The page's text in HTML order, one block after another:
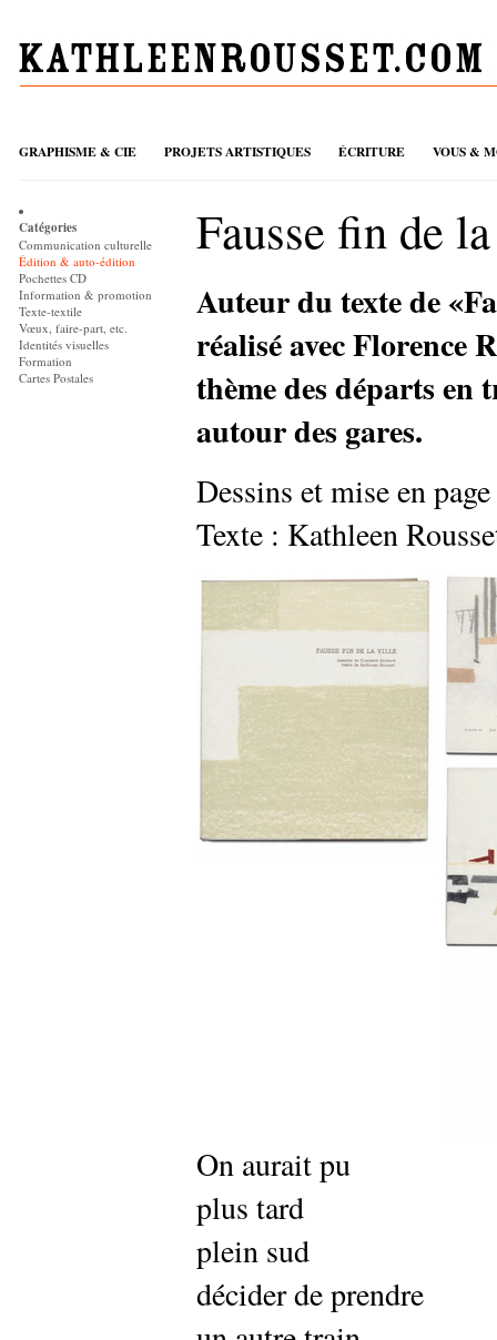
GRAPHISME & CIE PROJETS ARTISTIQUES ÉCRITURE VOUS &
Catégories
Communication culturelle
Édition & auto-édition
Pochettes CD
Information & promotion
Texte-textile
Vœux, faire-part, etc.
Identités visuelles
Formation
Cartes Postales
Fausse fin de
Auteur du texte de
réalisé avec Florence
thème des départs en
autour des gares.
Dessins et mise en
Texte : Kathleen
On aurait pu
plus tard
plein sud
décider de prendre